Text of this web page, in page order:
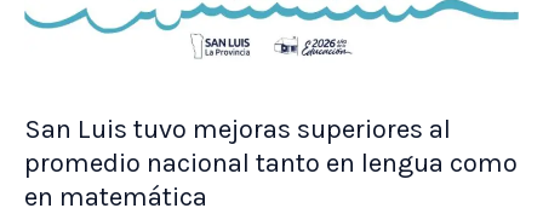
como
Ortiz
San Luis tuvo mejoras superiores al
promedio nacional tanto en lengua como
en matemática